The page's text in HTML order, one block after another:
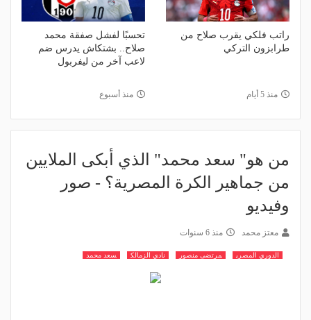
راتب فلكي يقرب صلاح من
طرابزون التركي
منذ 5 أيام
تحسبًا لفشل صفقة محمد
صلاح.. بشتكاش يدرس ضم
لاعب آخر من ليفربول
منذ أسبوع
من هو" سعد محمد" الذي أبكى الملايين
من جماهير الكرة المصرية؟ - صور
وفيديو
معتز محمد منذ 6 سنوات
الدوري المصري مرتضى منصور نادي الزمالك سعد محمد